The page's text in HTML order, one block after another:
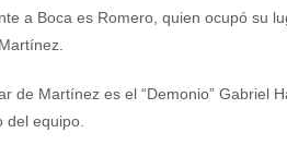
a Boca es Romero, quien ocupó su
de Martínez es el “Demonio” Gabriel
del equipo.